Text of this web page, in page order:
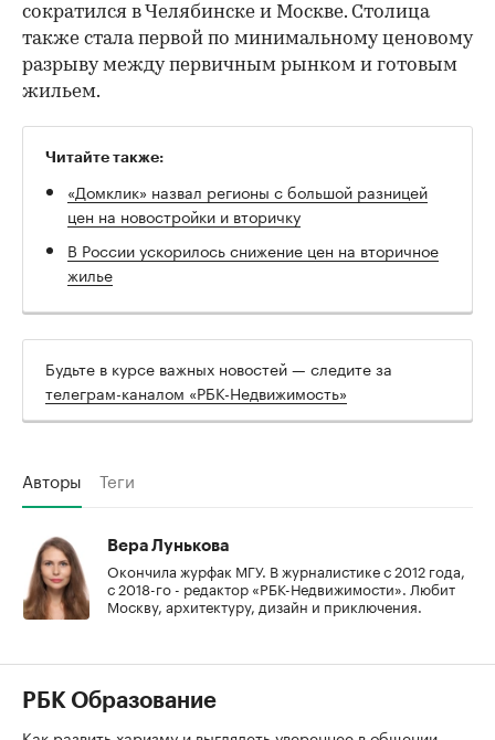
сократился в Челябинске и Москве. Столица
также стала первой по минимальному ценовому
разрыву между первичным рынком и готовым
жильем.
Читайте также:
«Домклик» назвал регионы с большой разницей
цен на новостройки и вторичку
В России ускорилось снижение цен на вторичное
жилье
Будьте в курсе важных новостей — следите за
телеграм-каналом «РБК-Недвижимость»
Авторы Теги
Вера Лунькова
Окончила журфак МГУ. В журналистике с 2012 года,
с 2018-го - редактор «РБК-Недвижимости». Любит
Москву, архитектуру, дизайн и приключения.
РБК Образование